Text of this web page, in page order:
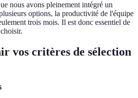
nous avons pleinement intégré un
options, la productivité de l'équipe
trois mois. Il est donc essentiel de
vos critères de sélection